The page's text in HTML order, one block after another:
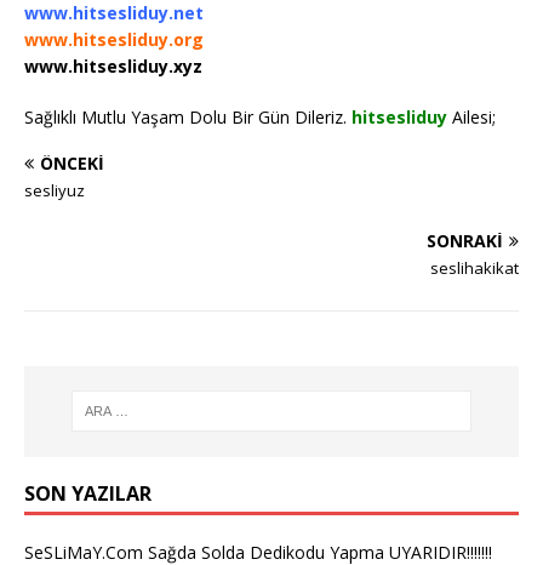
www.hitsesliduy.net
www.hitsesliduy.org
www.hitsesliduy.xyz
Sağlıklı Mutlu Yaşam Dolu Bir Gün Dileriz. hitsesliduy Ailesi;
ÖNCEKI
sesliyuz
SONRAKI
seslihakikat
SON YAZILAR
SeSLiMaY.Com Sağda Solda Dedikodu Yapma UYARIDIR!!!!!!!